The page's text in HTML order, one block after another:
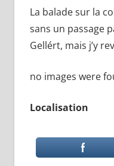
La balade sur la
sans un passage
Gellért, mais j’y
no images were
Localisation